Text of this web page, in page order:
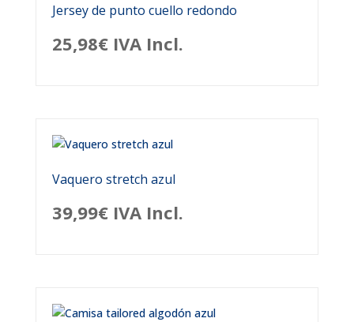
Jersey de punto cuello redondo
25,98€ IVA Incl.
Vaquero stretch azul
39,99€ IVA Incl.